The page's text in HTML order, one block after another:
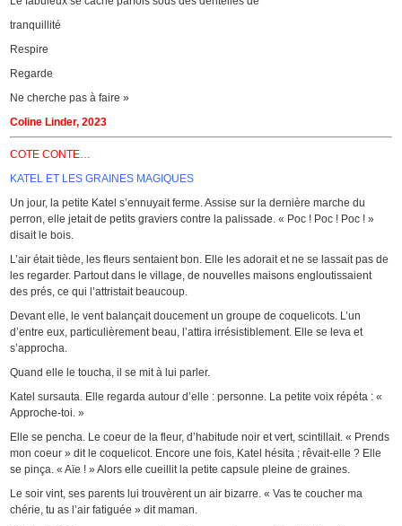
tranquillité
Respire
Regarde
Ne cherche pas à faire »
Coline Linder, 2023
COTE CONTE…
KATEL ET LES GRAINES MAGIQUES
Un jour, la petite Katel s’ennuyait ferme. Assise sur la dernière marche du
perron, elle jetait de petits graviers contre la palissade. « Poc ! Poc ! Poc ! »
disait le bois.
L’air était tiède, les fleurs sentaient bon. Elle les adorait et ne se lassait pas de
les regarder. Partout dans le village, de nouvelles maisons engloutissaient
des prés, ce qui l’attristait beaucoup.
Devant elle, le vent balançait doucement un groupe de coquelicots. L’un
d’entre eux, particulièrement beau, l’attira irrésistiblement. Elle se leva et
s’approcha.
Quand elle le toucha, il se mit à lui parler.
Katel sursauta. Elle regarda autour d’elle : personne. La petite voix répéta : «
Approche-toi. »
Elle se pencha. Le coeur de la fleur, d’habitude noir et vert, scintillait. « Prends
mon coeur » dit le coquelicot. Encore une fois, Katel hésita ; rêvait-elle ? Elle
se pinça. « Aïe ! » Alors elle cueillit la petite capsule pleine de graines.
Le soir vint, ses parents lui trouvèrent un air bizarre. « Vas te coucher ma
chérie, tu as l’air fatiguée » dit maman.